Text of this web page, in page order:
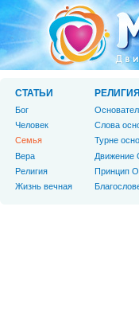
СТАТЬИ
Бог
Человек
Cемья
Вера
Религия
Жизнь вечная
Слова
Турне
Движение
Принцип